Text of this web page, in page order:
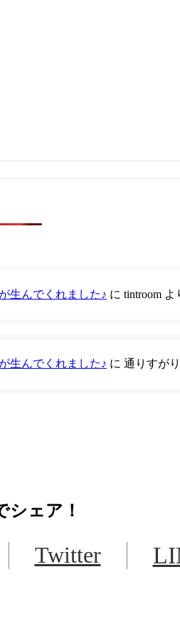
生んでくれました♪ に tintroom よ
生んでくれました♪ に 通りすがり
シェア！
Twitter